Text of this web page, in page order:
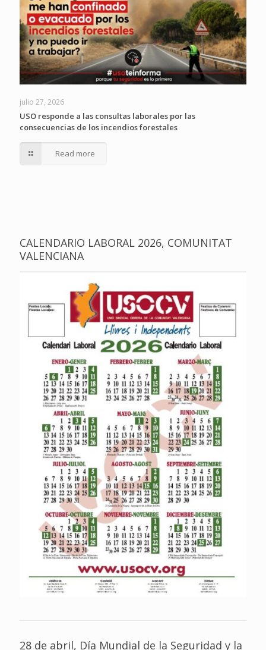
julio 27, 2026
USO responde a las consultas laborales por las
consecuencias de los incendios forestales
Read more
CALENDARIO LABORAL 2026, COMUNITAT
VALENCIANA
28 de abril, Día Mundial de la Seguridad y la